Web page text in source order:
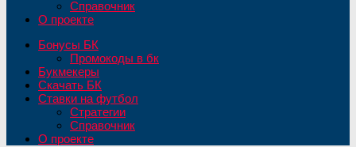
Справочник
О проекте
Бонусы БК
Промокоды в бк
Букмекеры
Скачать БК
Ставки на футбол
Стратегии
Справочник
О проекте